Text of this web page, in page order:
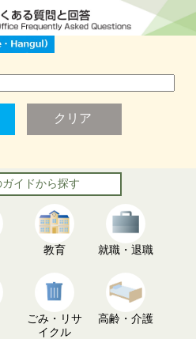
イドから探す
教育 就職・退職
ごみ・リサ
イクル
高齢・介護